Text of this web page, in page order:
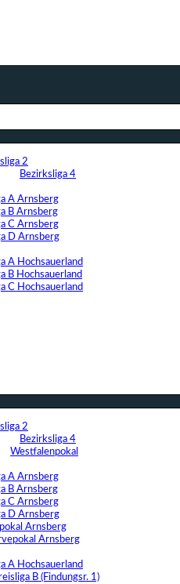
2
Bezirksliga 4
A Arnsberg
B Arnsberg
C Arnsberg
D Arnsberg
A Hochsauerland
B Hochsauerland
C Hochsauerland
2
Bezirksliga 4
Westfalenpokal
A Arnsberg
B Arnsberg
C Arnsberg
D Arnsberg
Arnsberg
Arnsberg
A Hochsauerland
B (Findungsr. 1)